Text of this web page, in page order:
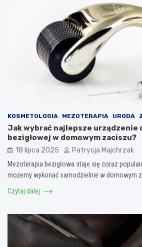
KOSMETOLOGIA MEZOTERAPIA URODA
Jak wybrać najlepsze urządzenie
bezigłowej w domowym zaciszu?
18 lipca 2025 Patrycja Majchrzak
Mezoterapia bezigłowa staje się coraz
możemy wykonać samodzielnie w domowym
Czytaj dalej